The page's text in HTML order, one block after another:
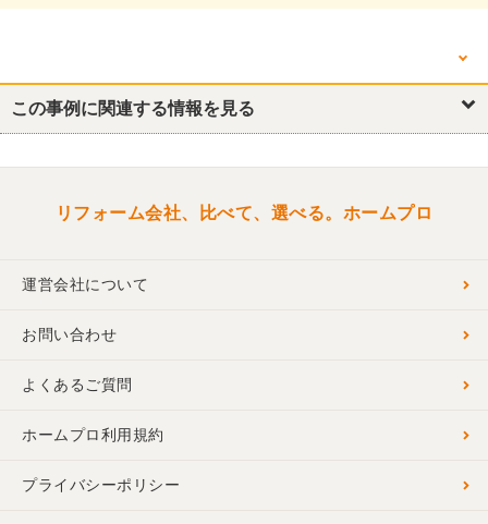
他の箇所を見る
キッチン・台所 浴室・ユニットバス トイレ
この事例に関連する情報を見る
リフォーム会社、比べて、選べる。ホームプロ
運営会社について
お問い合わせ
よくあるご質問
ホームプロ利用規約
プライバシーポリシー